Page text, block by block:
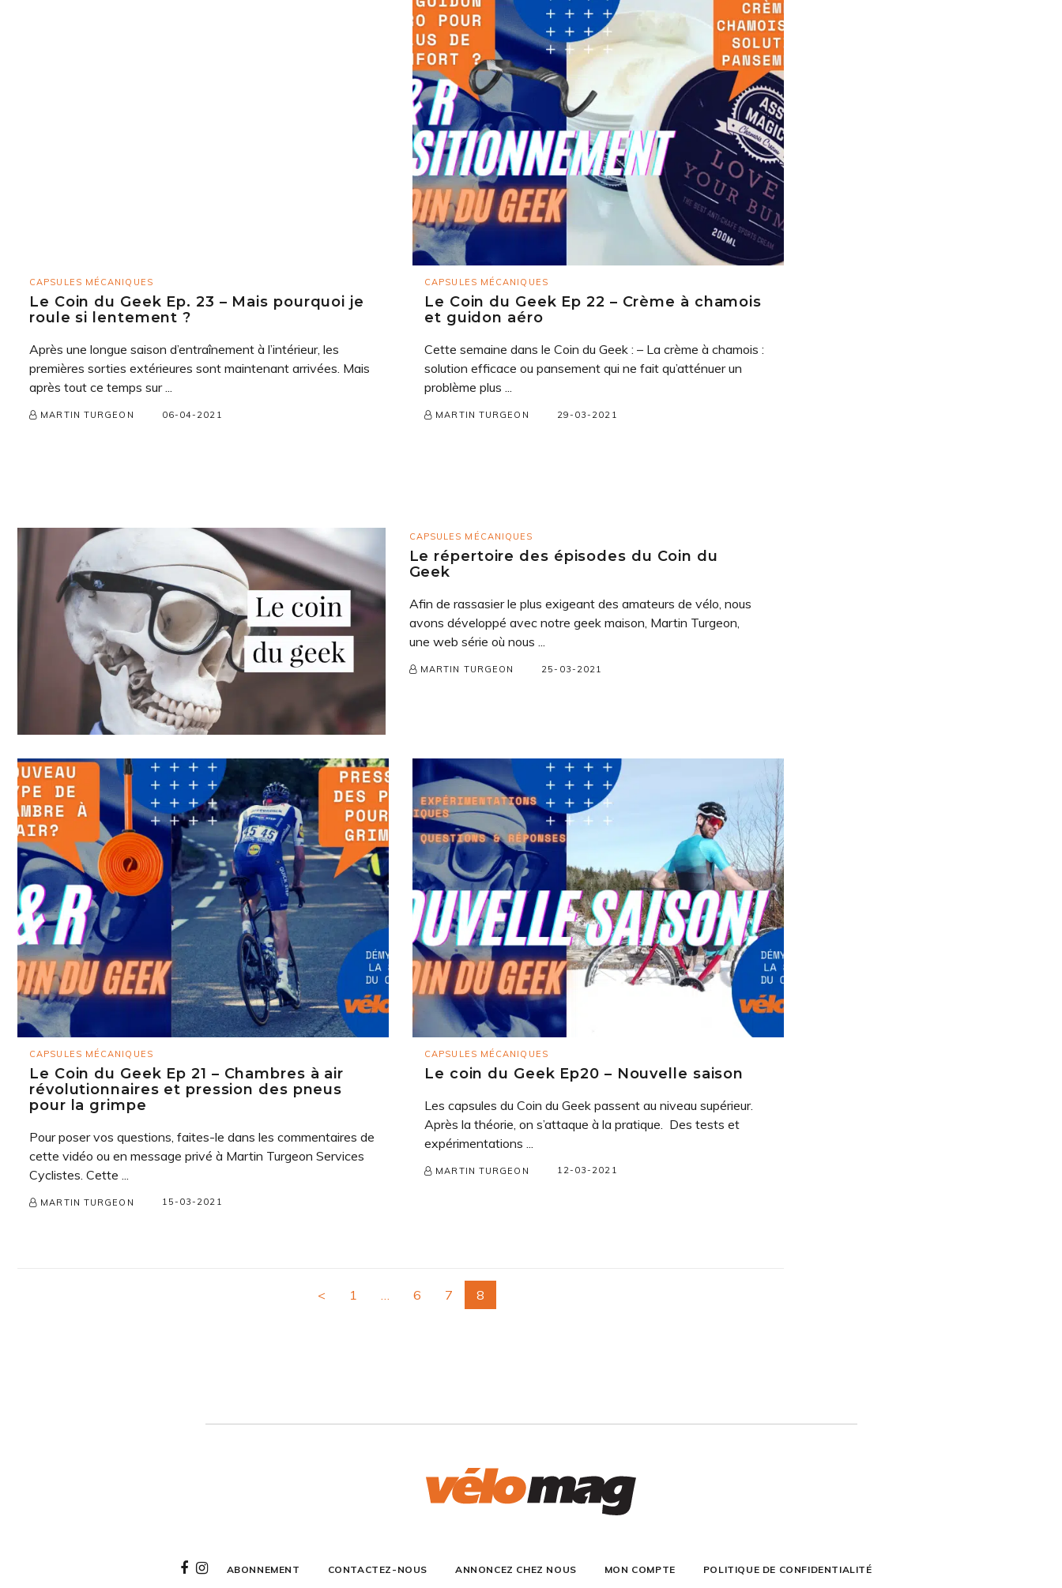
CAPSULES MÉCANIQUES
Le Coin du Geek Ep. 23 – Mais pourquoi je
roule si lentement ?
Après une longue saison d’entraînement à l’intérieur, les
premières sorties extérieures sont maintenant arrivées. Mais
après tout ce temps sur ...
MARTIN TURGEON 06-04-2021
CAPSULES MÉCANIQUES
Le Coin du Geek Ep 22 – Crème à chamois
et guidon aéro
Cette semaine dans le Coin du Geek : – La crème à chamois :
solution efficace ou pansement qui ne fait qu’atténuer un
problème plus ...
MARTIN TURGEON 29-03-2021
CAPSULES MÉCANIQUES
Le répertoire des épisodes du Coin du
Geek
Afin de rassasier le plus exigeant des amateurs de vélo, nous
avons développé avec notre geek maison, Martin Turgeon,
une web série où nous ...
MARTIN TURGEON 25-03-2021
CAPSULES MÉCANIQUES
Le Coin du Geek Ep 21 – Chambres à air
révolutionnaires et pression des pneus
pour la grimpe
Pour poser vos questions, faites-le dans les commentaires de
cette vidéo ou en message privé à Martin Turgeon Services
Cyclistes. Cette ...
MARTIN TURGEON 15-03-2021
CAPSULES MÉCANIQUES
Le coin du Geek Ep20 – Nouvelle saison
Les capsules du Coin du Geek passent au niveau supérieur.
Après la théorie, on s’attaque à la pratique. Des tests et
expérimentations ...
MARTIN TURGEON 12-03-2021
< 1 6 7 8
ABONNEMENT CONTACTEZ-NOUS ANNONCEZ CHEZ NOUS MON COMPTE POLITIQUE DE CONFIDENTIALITÉ